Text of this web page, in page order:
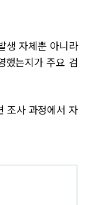
생 자체뿐 아니라
했는지가 주요 검
조사 과정에서 자